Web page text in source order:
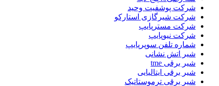
شرکت پوشفیت وحید
شرکت شیرگازی استارکو
شرکت مسترپایپ
شرکت نیوپایپ
شماره تلفن سوپرپایپ
شیر اتش نشانی
شیر برقی tme
شیر برقی ایتالیایی
شیر برقی ترموستاتیک